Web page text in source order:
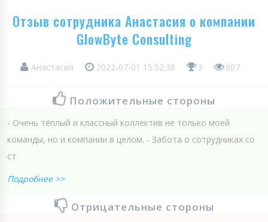
Отзыв сотрудника Анастасия о компании
GlowByte Consulting
Анастасия 2022-07-01 15:52:38 3 607
Положительные стороны
- Очень тёплый и классный коллектив не только моей
команды, но и компании в целом. - Забота о сотрудниках со
ст
Подробнее >>
Отрицательные стороны